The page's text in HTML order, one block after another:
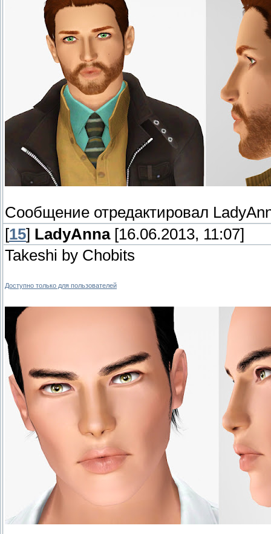
Сообщение отредактировал
[15] LadyAnna[16.06.2013, 11:07]
Takeshi by Chobits
Доступно только для пользователей